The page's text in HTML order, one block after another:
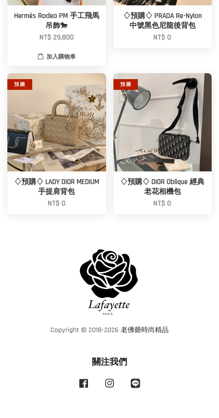
Hermès Rodeo PM 手工飛馬
吊飾🐎
NT$ 29,800
加入購物車
♢預購♢ PRADA Re-Nylon
中號黑色尼龍後背包
NT$ 0
預 購
♢預購♢ LADY DIOR MEDIUM
手提肩背包
NT$ 0
預 購
♢預購♢ DIOR Oblique 經典
老花相機包
NT$ 0
Copyright © 2018-2026 老佛爺時尚精品
關注我們
Facebook Instagram